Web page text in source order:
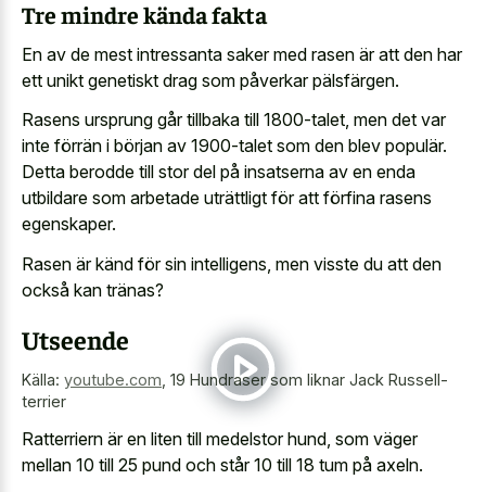
Tre mindre kända fakta
En av de mest intressanta saker med rasen är att den har
ett unikt genetiskt drag som påverkar pälsfärgen.
Rasens ursprung går tillbaka till 1800-talet, men det var
inte förrän i början av 1900-talet som den blev populär.
Detta berodde till stor del på insatserna av en enda
utbildare som arbetade uträttligt för att förfina rasens
egenskaper.
Rasen är känd för sin intelligens, men visste du att den
också kan tränas?
Utseende
Källa: youtube.com 19 Hundraser som liknar Jack Russell-
terrier
Ratterriern är en liten till medelstor hund, som väger
mellan 10 till 25 pund och står 10 till 18 tum på axeln.